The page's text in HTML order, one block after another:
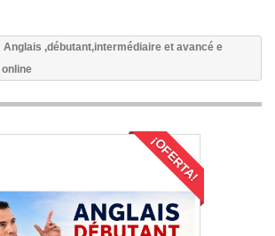
Anglais ,débutant,intermédiaire et avancé e
¡OFERTA!